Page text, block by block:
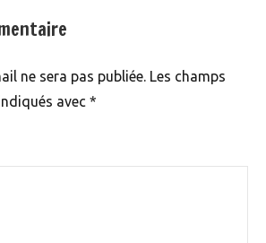
ne sera pas publiée. Les champs
avec *